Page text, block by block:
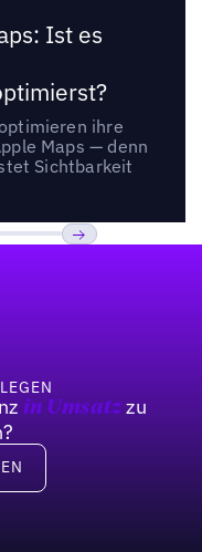
Ist es
ihre
Maps — denn
Sichtbarkeit
in Umsatzzu